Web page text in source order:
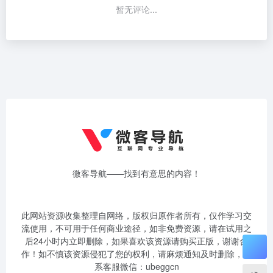
暂无评论...
微客导航——找到有意思的内容！
此网站资源收集整理自网络，版权归原作者所有，仅作学习交
流使用，不可用于任何商业途径，如非免费资源，请在试用之
后24小时内立即删除，如果喜欢该资源请购买正版，谢谢合
作！如不慎该资源侵犯了您的权利，请麻烦通知及时删除，联
系客服微信：ubeggcn